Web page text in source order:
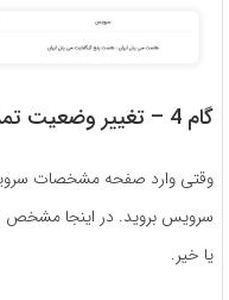
گام 4 – تغییر وضعیت تمدید
وقتی وارد صفحه مشخصات
سرویس بروید. در اینجا
یا خیر.